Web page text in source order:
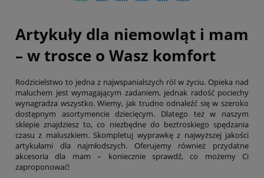
Artykuły dla niemowląt i mam
– w trosce o Wasz komfort
Rodzicielstwo to jedna z najwspanialszych ról w życiu. Opieka nad
maluchem jest wymagającym zadaniem, jednak radość pociechy
wynagradza wszystko. Wiemy, jak trudno odnaleźć się w szeroko
dostępnym asortymencie dziecięcym. Dlatego też w naszym
sklepie znajdziesz to, co niezbędne do beztroskiego spędzania
czasu z maluszkiem. Skompletuj wyprawkę z najwyższej jakości
artykułami dla najmłodszych. Oferujemy również przydatne
akcesoria dla mam – koniecznie sprawdź, co możemy Ci
zaproponować!